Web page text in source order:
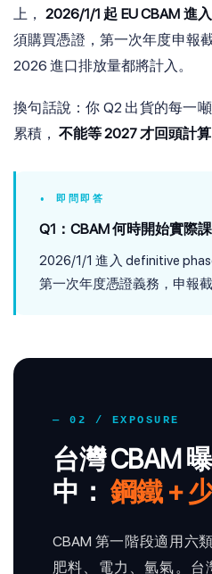
上，2026/1/1 起 EU CBAM 進
須購買憑證，第一次年度申報
2026 進口排放量都將計入。
換句話說：你 Q2 出貨的每一
累積， 不能等 2027 才回頭計算
• 即問即答
Q1：CBAM 何時開始實際
2026/1/1 進入 definitive
第一次年度憑證義務，申報
— 02 / EXPOSURE
台灣 CBAM
中： 鋼鐵 +
CBAM 第一階段適用六
肥料、電力、氫氣。台